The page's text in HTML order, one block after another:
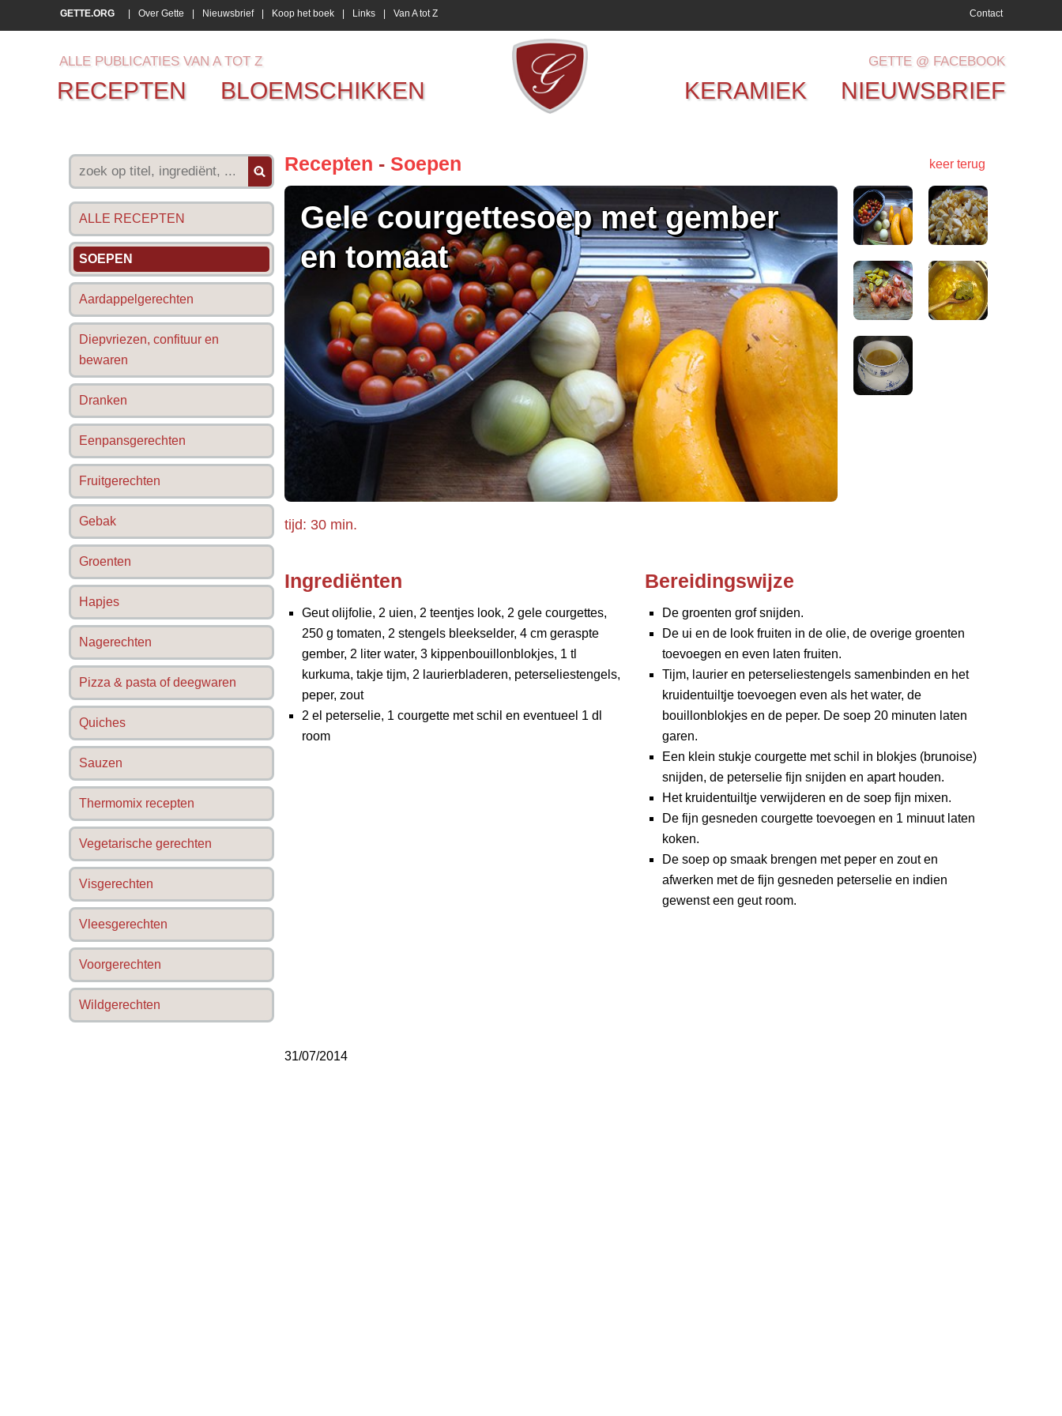
GETTE.ORG Over Gette Nieuwsbrief Koop het boek Links Van A tot Z Contact
ALLE PUBLICATIES VAN A TOT Z
RECEPTEN BLOEMSCHIKKEN
GETTE @ FACEBOOK
KERAMIEK NIEUWSBRIEF
ALLE RECEPTEN
SOEPEN
Aardappelgerechten
Diepvriezen, confituur en
bewaren
Dranken
Eenpansgerechten
Fruitgerechten
Gebak
Groenten
Hapjes
Nagerechten
Pizza & pasta of deegwaren
Quiches
Sauzen
Thermomix recepten
Vegetarische gerechten
Visgerechten
Vleesgerechten
Voorgerechten
Wildgerechten
keer terug
Recepten - Soepen
Gele courgettesoep met gember
en tomaat
tijd: 30 min.
Ingrediënten
Geut olijfolie, 2 uien, 2 teentjes look, 2 gele courgettes,
250 g tomaten, 2 stengels bleekselder, 4 cm geraspte
gember, 2 liter water, 3 kippenbouillonblokjes, 1 tl
kurkuma, takje tijm, 2 laurierbladeren, peterseliestengels,
peper, zout
2 el peterselie, 1 courgette met schil en eventueel 1 dl
room
Bereidingswijze
De groenten grof snijden.
De ui en de look fruiten in de olie, de overige groenten
toevoegen en even laten fruiten.
Tijm, laurier en peterseliestengels samenbinden en het
kruidentuiltje toevoegen even als het water, de
bouillonblokjes en de peper. De soep 20 minuten laten
garen.
Een klein stukje courgette met schil in blokjes (brunoise)
snijden, de peterselie fijn snijden en apart houden.
Het kruidentuiltje verwijderen en de soep fijn mixen.
De fijn gesneden courgette toevoegen en 1 minuut laten
koken.
De soep op smaak brengen met peper en zout en
afwerken met de fijn gesneden peterselie en indien
gewenst een geut room.
31/07/2014